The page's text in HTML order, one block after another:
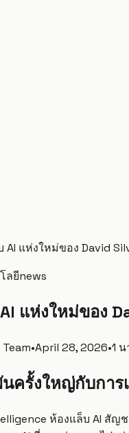
AI แห่งใหม่ของ David
ลยีnews
แห่งใหม่ของ
•April 28, 2026•1
นครั้งใหญ่กับกา
ห้องแล็บ AI สัญ